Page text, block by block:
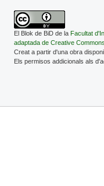
El Blok de BiD de la Facultat
adaptada de Creative
Creat a partir d'una obra
Els permisos addicionals als